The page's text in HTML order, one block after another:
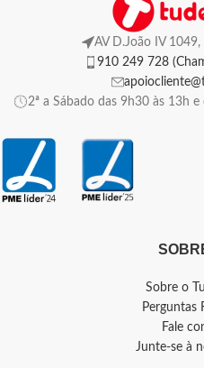
AV D.João IV
910 249 728
2ª a Sábado das 9h30 às 13h
Sobre o
Perguntas
Fale
Junte-se à